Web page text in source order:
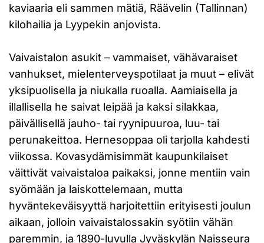
kaviaaria eli sammen mätiä, Räävelin (Tallinnan)
kilohailia ja Lyypekin anjovista.
Vaivaistalon asukit – vammaiset, vähävaraiset
vanhukset, mielenterveyspotilaat ja muut – elivät
yksipuolisella ja niukalla ruoalla. Aamiaisella ja
illallisella he saivat leipää ja kaksi silakkaa,
päivällisellä jauho- tai ryynipuuroa, luu- tai
perunakeittoa. Hernesoppaa oli tarjolla kahdesti
viikossa. Kovasydämisimmät kaupunkilaiset
väittivät vaivaistaloa paikaksi, jonne mentiin vain
syömään ja laiskottelemaan, mutta
hyväntekeväisyyttä harjoitettiin erityisesti joulun
aikaan, jolloin vaivaistalossakin syötiin vähän
paremmin, ja 1890-luvulla Jyväskylän Naisseura